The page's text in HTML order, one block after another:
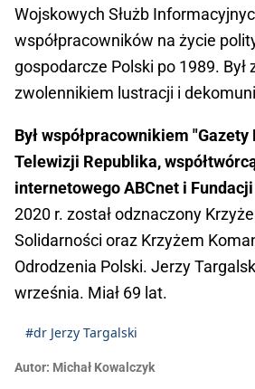
Wojskowych Służb
współpracowników na życie
gospodarcze Polski po 1989.
zwolennikiem lustracji i
Był współpracownikiem
Telewizji Republika,
internetowego ABCnet i
2020 r. został odznaczony
Solidarności oraz Krzyżem
Odrodzenia Polski. Jerzy
września. Miał 69 lat.
#dr Jerzy Targalski
Autor: Michał Kowalczyk